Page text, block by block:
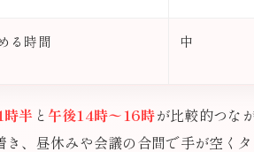
る時間 中
半 と 午後14時〜16時が比較的つな
、昼休みや会議の合間で手が空く